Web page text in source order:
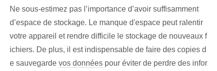
Ne sous-estimez pas l’importance d’avoir suffisamment
d’espace de stockage. Le manque d'espace peut ralentir
votre appareil et rendre difficile le stockage de nouveaux f
ichiers. ⁢De plus, il est indispensable de faire des ⁣copies d
e sauvegarde⁢ vos données pour éviter de perdre des infor